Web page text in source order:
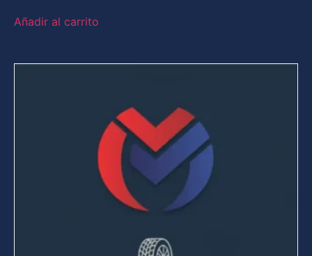
Añadir al carrito